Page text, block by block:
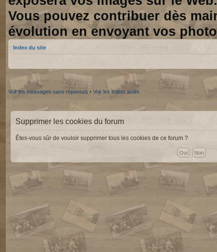
Vous pouvez contribuer dès
évolution en envoyant vos
Index du site
Voir les messages sans réponses • Voir les sujets actifs
Supprimer les cookies du forum
Êtes-vous sûr de vouloir supprimer tous les cookies de ce forum ?